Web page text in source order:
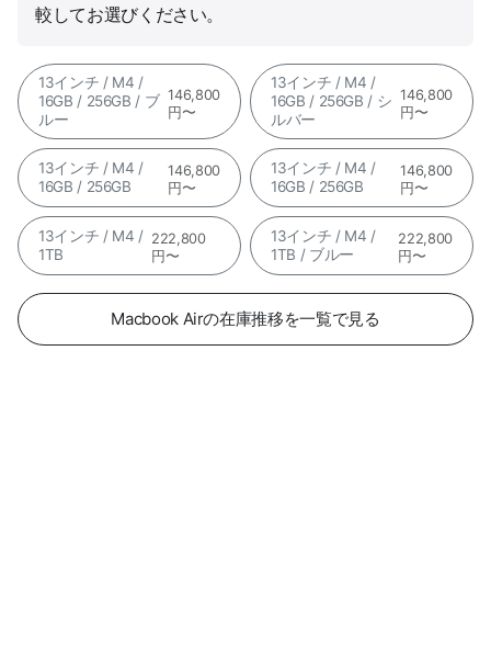
較してお選びください。
13インチ / M4 /
16GB / 256GB / ブ
ルー
146,800
円〜
13インチ / M4 /
16GB / 256GB / シ
ルバー
146,800
円〜
13インチ / M4 /
16GB / 256GB
146,800
円〜
13インチ / M4 /
16GB / 256GB
146,800
円〜
13インチ / M4 /
1TB
222,800
円〜
13インチ / M4 /
1TB / ブルー
222,800
円〜
Macbook Airの在庫推移を一覧で見る